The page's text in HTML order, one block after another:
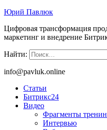
Юрий Павлюк
Цифровая трансформация
маркетинг и внедрение
Найти:
info@pavluk.online
Статьи
Битрикс24
Видео
Фрагменты
Интервью